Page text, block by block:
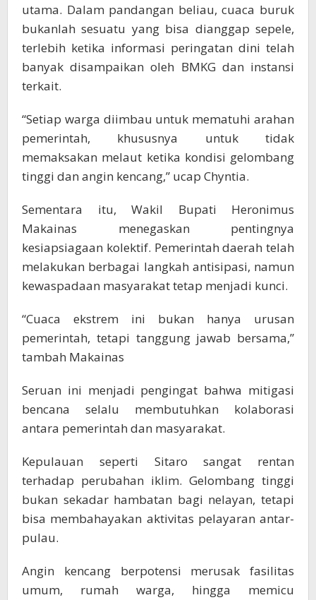
utama. Dalam pandangan beliau, cuaca buruk
bukanlah sesuatu yang bisa dianggap sepele,
terlebih ketika informasi peringatan dini telah
banyak disampaikan oleh BMKG dan instansi
terkait.
“Setiap warga diimbau untuk mematuhi arahan
pemerintah, khususnya untuk tidak
memaksakan melaut ketika kondisi gelombang
tinggi dan angin kencang,” ucap Chyntia.
Sementara itu, Wakil Bupati Heronimus
Makainas menegaskan pentingnya
kesiapsiagaan kolektif. Pemerintah daerah telah
melakukan berbagai langkah antisipasi, namun
kewaspadaan masyarakat tetap menjadi kunci.
“Cuaca ekstrem ini bukan hanya urusan
pemerintah, tetapi tanggung jawab bersama,”
tambah Makainas
Seruan ini menjadi pengingat bahwa mitigasi
bencana selalu membutuhkan kolaborasi
antara pemerintah dan masyarakat.
Kepulauan seperti Sitaro sangat rentan
terhadap perubahan iklim. Gelombang tinggi
bukan sekadar hambatan bagi nelayan, tetapi
bisa membahayakan aktivitas pelayaran antar-
pulau.
Angin kencang berpotensi merusak fasilitas
umum, rumah warga, hingga memicu